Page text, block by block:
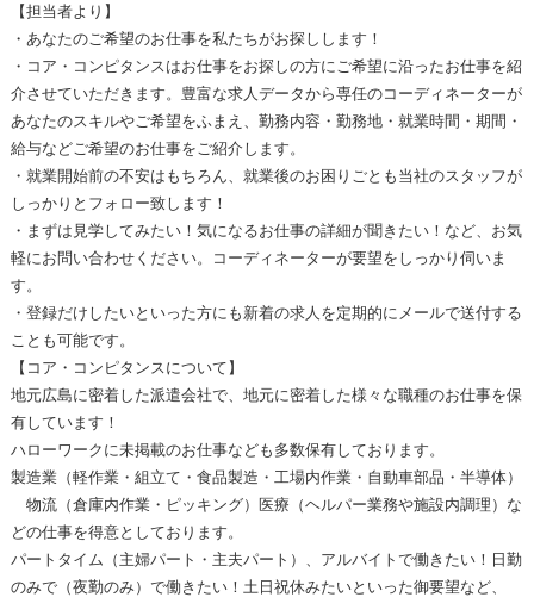
【担当者より】
・あなたのご希望のお仕事を私たちがお探しします！
・コア・コンピタンスはお仕事をお探しの方にご希望に沿ったお仕事を紹
介させていただきます。豊富な求人データから専任のコーディネーターが
あなたのスキルやご希望をふまえ、勤務内容・勤務地・就業時間・期間・
給与などご希望のお仕事をご紹介します。
・就業開始前の不安はもちろん、就業後のお困りごとも当社のスタッフが
しっかりとフォロー致します！
・まずは見学してみたい！気になるお仕事の詳細が聞きたい！など、お気
軽にお問い合わせください。コーディネーターが要望をしっかり伺いま
す。
・登録だけしたいといった方にも新着の求人を定期的にメールで送付する
ことも可能です。
【コア・コンピタンスについて】
地元広島に密着した派遣会社で、地元に密着した様々な職種のお仕事を保
有しています！
ハローワークに未掲載のお仕事なども多数保有しております。
製造業（軽作業・組立て・食品製造・工場内作業・自動車部品・半導体）
物流（倉庫内作業・ピッキング）医療（ヘルパー業務や施設内調理）な
どの仕事を得意としております。
パートタイム（主婦パート・主夫パート）、アルバイトで働きたい！日勤
のみで（夜勤のみ）で働きたい！土日祝休みたいといった御要望など、